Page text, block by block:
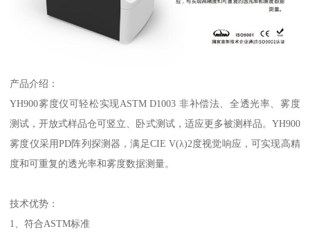
产品介绍 ：
YH900雾度仪可轻松实现ASTM D1003非补偿法、全透光率、雾度
测试，开放式样品仓可竖立、卧式测试，适应更多被测样品。 YH900
雾度仪采用PD阵列探测器，满足CIE V(λ)2度视觉响应，可实现高精
度和可重复的透光率和雾度数据测量。
技术优势 ：
1、符合ASTM标准